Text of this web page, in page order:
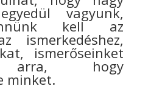
vagyunk,
kell az
ismerkedéshez,
ismerőseinket
arra, hogy
minket.